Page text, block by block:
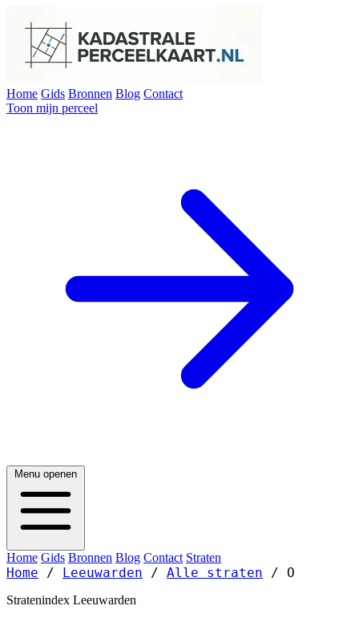
Home Gids Bronnen Blog Contact
Toon mijn perceel
Menu openen
Home Gids Bronnen Blog Contact Straten
Home / Leeuwarden / Alle straten / O
Stratenindex Leeuwarden